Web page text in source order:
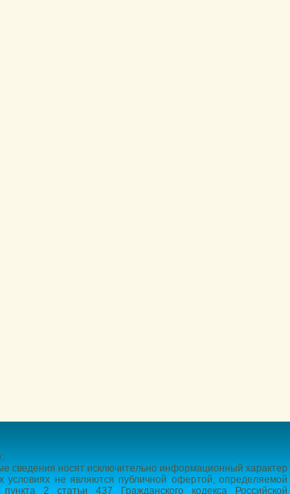
сведения носят исключительно информационный характер
условиях не являются публичной офертой, определяемой
2 статьи 437 Гражданского кодекса Российской